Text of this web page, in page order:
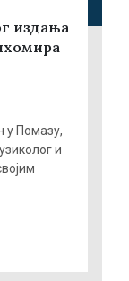
издања
у Помазу,
и